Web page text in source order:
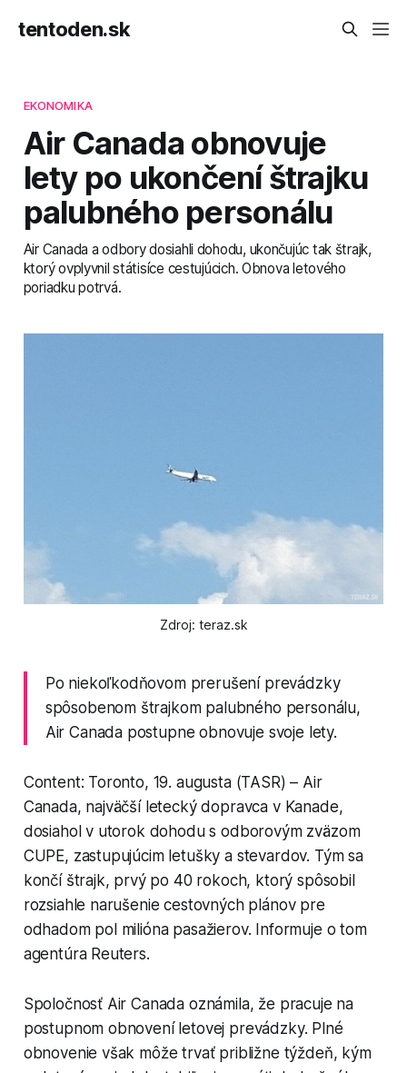
tentoden.sk
EKONOMIKA
Air Canada obnovuje
lety po ukončení štrajku
palubného personálu
Air Canada a odbory dosiahli dohodu, ukončujúc tak štrajk,
ktorý ovplyvnil státisíce cestujúcich. Obnova letového
poriadku potrvá.
Zdroj: teraz.sk
Po niekoľkodňovom prerušení prevádzky
spôsobenom štrajkom palubného personálu,
Air Canada postupne obnovuje svoje lety.
Content: Toronto, 19. augusta (TASR) – Air
Canada, najväčší letecký dopravca v Kanade,
dosiahol v utorok dohodu s odborovým zväzom
CUPE, zastupujúcim letušky a stevardov. Tým sa
končí štrajk, prvý po 40 rokoch, ktorý spôsobil
rozsiahle narušenie cestovných plánov pre
odhadom pol milióna pasažierov. Informuje o tom
agentúra Reuters.
Spoločnosť Air Canada oznámila, že pracuje na
postupnom obnovení letovej prevádzky. Plné
obnovenie však môže trvať približne týždeň, kým